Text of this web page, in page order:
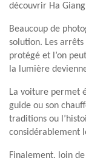
découvrir Ha
Beaucoup de
solution. Les
protégé et l’on
la lumière
La voiture permet
guide ou son
traditions ou
considérablement
Finalement, loin